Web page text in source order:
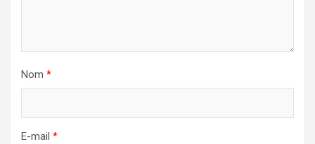
Nom *
E-mail *